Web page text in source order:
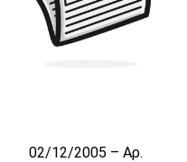
02/12/2005 – Αρ.